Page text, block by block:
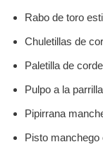
Rabo de toro
Chuletillas de
Paletilla de
Pulpo a la
Pipirrana
Pisto manchego